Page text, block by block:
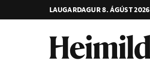
LAUGARDAGUR 8. ÁGÚST 2026